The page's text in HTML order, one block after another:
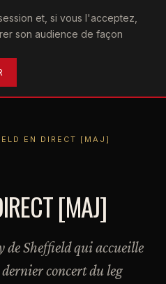
et, si vous l'acceptez,
son audience de façon
EN DIRECT [MAJ]
[MAJ]
de Sheffield qui accueille
concert du leg